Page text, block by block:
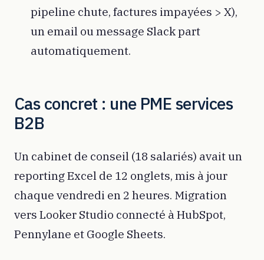
pipeline chute, factures impayées > X),
un email ou message Slack part
automatiquement.
Cas concret : une PME services
B2B
Un cabinet de conseil (18 salariés) avait un
reporting Excel de 12 onglets, mis à jour
chaque vendredi en 2 heures. Migration
vers Looker Studio connecté à HubSpot,
Pennylane et Google Sheets.